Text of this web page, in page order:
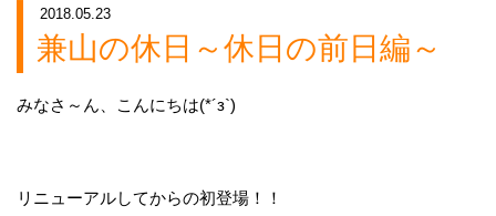
2018.05.23
兼山の休日～休日の前日編～
みなさ～ん、こんにちは(*´з`)
リニューアルしてからの初登場！！